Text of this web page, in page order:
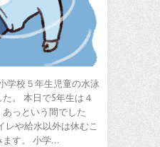
学校５年生児童の水泳
。 本日で5年生は４
っという間でした
レや給水以外は休むこ
ます。 小学…